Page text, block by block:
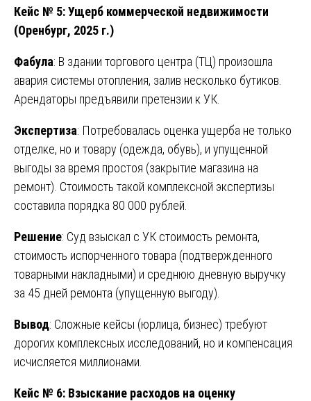
Кейс № 5: Ущерб коммерческой недвижимости
(Оренбург, 2025 г.)
Фабула: В здании торгового центра (ТЦ) произошла
авария системы отопления, залив несколько бутиков.
Арендаторы предъявили претензии к УК.
Экспертиза: Потребовалась оценка ущерба не только
отделке, но и товару (одежда, обувь), и упущенной
выгоды за время простоя (закрытие магазина на
ремонт). Стоимость такой комплексной экспертизы
составила порядка 80 000 рублей.
Решение: Суд взыскал с УК стоимость ремонта,
стоимость испорченного товара (подтвержденного
товарными накладными) и среднюю дневную выручку
за 45 дней ремонта (упущенную выгоду).
Вывод: Сложные кейсы (юрлица, бизнес) требуют
дорогих комплексных исследований, но и компенсация
исчисляется миллионами.
Кейс № 6: Взыскание расходов на оценку